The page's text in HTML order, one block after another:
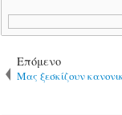
Επόμενο
Μας ξεσκίζουν